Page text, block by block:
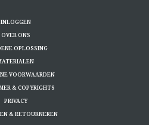
INLOGGEN
OVER ONS
OPLOSSING
VOORWAARDEN
& COPYRIGHTS
PRIVACY
& RETOURNEREN